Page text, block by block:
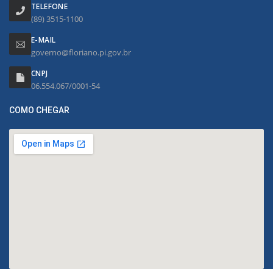
TELEFONE
(89) 3515-1100
E-MAIL
governo@floriano.pi.gov.br
CNPJ
06.554.067/0001-54
COMO CHEGAR